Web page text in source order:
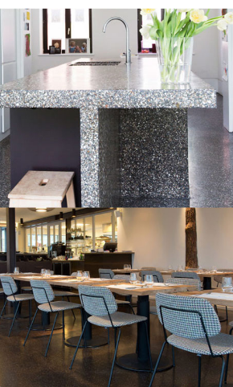
/ 02
ストーン
造大理石
薄い膜で